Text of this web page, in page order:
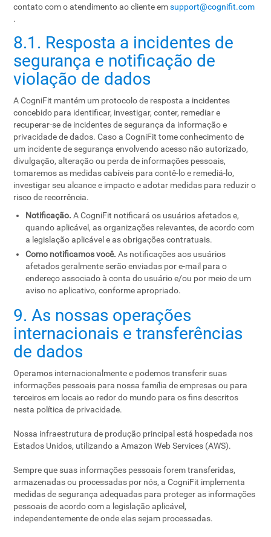
contato com o atendimento ao cliente emsupport@cognifit.com
.
8.1. Resposta a incidentes de
segurança e notificação de
violação de dados
A CogniFit mantém um protocolo de resposta a incidentes
concebido para identificar, investigar, conter, remediar e
recuperar-se de incidentes de segurança da informação e
privacidade de dados. Caso a CogniFit tome conhecimento de
um incidente de segurança envolvendo acesso não autorizado,
divulgação, alteração ou perda de informações pessoais,
tomaremos as medidas cabíveis para contê-lo e remediá-lo,
investigar seu alcance e impacto e adotar medidas para reduzir o
risco de recorrência.
Notificação. A CogniFit notificará os usuários afetados e,
quando aplicável, as organizações relevantes, de acordo com
a legislação aplicável e as obrigações contratuais.
Como notificamos você. As notificações aos usuários
afetados geralmente serão enviadas por e-mail para o
endereço associado à conta do usuário e/ou por meio de um
aviso no aplicativo, conforme apropriado.
9. As nossas operações
internacionais e transferências
de dados
Operamos internacionalmente e podemos transferir suas
informações pessoais para nossa família de empresas ou para
terceiros em locais ao redor do mundo para os fins descritos
nesta política de privacidade.
Nossa infraestrutura de produção principal está hospedada nos
Estados Unidos, utilizando a Amazon Web Services (AWS).
Sempre que suas informações pessoais forem transferidas,
armazenadas ou processadas por nós, a CogniFit implementa
medidas de segurança adequadas para proteger as informações
pessoais de acordo com a legislação aplicável,
independentemente de onde elas sejam processadas.